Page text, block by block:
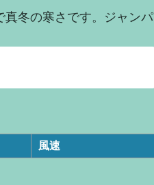
冬の寒さです。ジャンパ
風速